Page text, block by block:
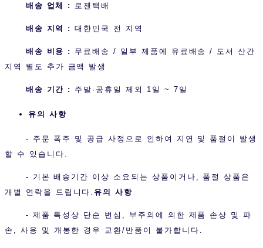
배송 업체 : 로젠택배
배송 지역 :대한민국 전 지역
배송 비용 : 무료배송 / 일부 제품에 유료배송 / 도서 산간
지역 별도 추가 금액 발생
배송 기간 : 주말·공휴일 제외 1일 ~ 7일
유의 사항
- 주문 폭주 및 공급 사정으로 인하여 지연 및 품절이 발생
할 수 있습니다.
- 기본 배송기간 이상 소요되는 상품이거나, 품절 상품은
개별 연락을 드립니다. 유의 사항
- 제품 특성상 단순 변심, 부주의에 의한 제품 손상 및 파
손, 사용 및 개봉한 경우 교환/반품이 불가합니다.